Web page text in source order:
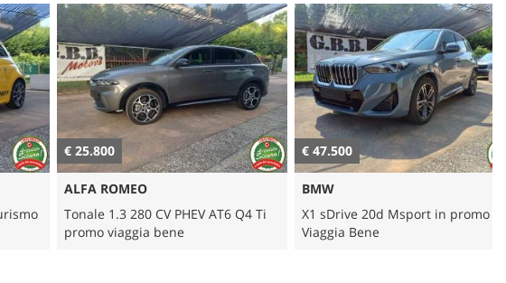
€ 25.800
ALFA ROMEO
Tonale 1.3 280 CV PHEV AT6 Q4 Ti
promo viaggia bene
€ 47.500
X1 sDrive 20d Msport in promo con
Viaggia Bene